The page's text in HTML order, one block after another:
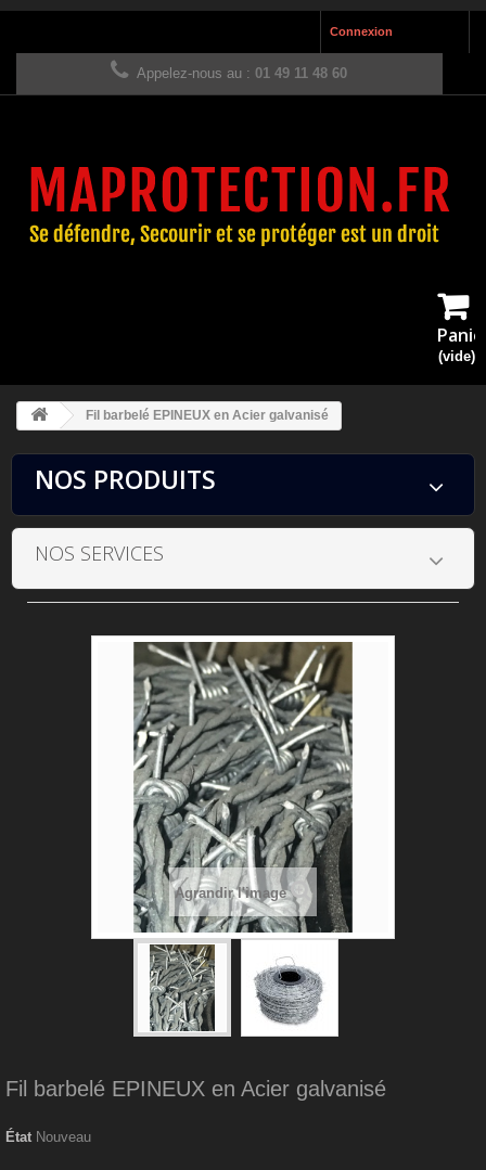
Connexion
Appelez-nous au : 01 49 11 48 60
(vide)
Fil barbelé EPINEUX en Acier galvanisé
NOS PRODUITS
NOS SERVICES
Agrandir l'image
Fil barbelé EPINEUX en Acier galvanisé
État Nouveau